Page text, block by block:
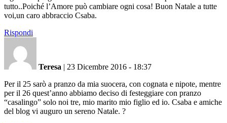
tutto..Poiché l’Amore può cambiare ogni cosa! Buon Natale a tutte
voi,un caro abbraccio Csaba.
Rispondi
Teresa | 23 Dicembre 2016 - 18:37
Per il 25 sarò a pranzo da mia suocera, con cognata e nipote, mentre
per il 26 quest’anno abbiamo deciso di festeggiare con pranzo
“casalingo” solo noi tre, mio marito mio figlio ed io. Csaba e amiche
del blog vi auguro un sereno Natale. ?